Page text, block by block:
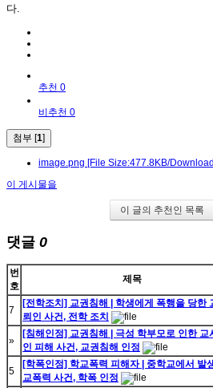
다.
추천 0
비추천 0
첨부 [1]
image.png [File Size:477.8KB/
이 게시물을
이 글의 추천인 목록
댓글 0
번
호
제목
7
[전학조치] 교권침해 | 학생에게 폭행을 당한
뢰인 사건, 전학 조치
»
[침해인정] 교권침해 | 극성 학부모로 인한 교
인 피해 사건, 교권침해 인정
5
[학폭인정] 학교폭력 피해자 | 중학교에서 발
교폭력 사건, 학폭 인정